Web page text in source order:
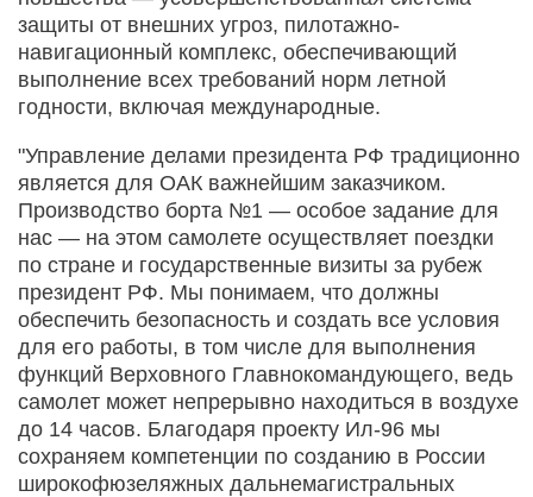
защиты от внешних угроз, пилотажно-
навигационный комплекс, обеспечивающий
выполнение всех требований норм летной
годности, включая международные.
"Управление делами президента РФ традиционно
является для ОАК важнейшим заказчиком.
Производство борта №1 — особое задание для
нас — на этом самолете осуществляет поездки
по стране и государственные визиты за рубеж
президент РФ. Мы понимаем, что должны
обеспечить безопасность и создать все условия
для его работы, в том числе для выполнения
функций Верховного Главнокомандующего, ведь
самолет может непрерывно находиться в воздухе
до 14 часов. Благодаря проекту Ил-96 мы
сохраняем компетенции по созданию в России
широкофюзеляжных дальнемагистральных